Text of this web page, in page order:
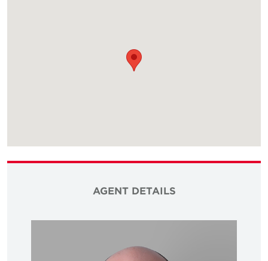
AGENT DETAILS